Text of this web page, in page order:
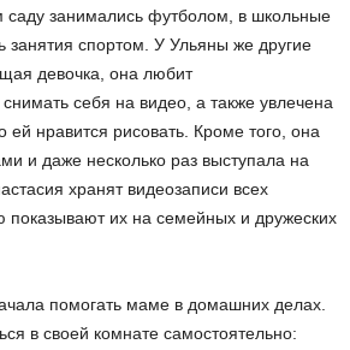
саду занимались футболом, в школьные
занятия спортом. У Ульяны же другие
девочка, она любит
себя на видео, а также увлечена
ей нравится рисовать. Кроме того, она
и даже несколько раз выступала на
хранят видеозаписи всех
показывают их на семейных и дружеских
помогать маме в домашних делах.
в своей комнате самостоятельно: